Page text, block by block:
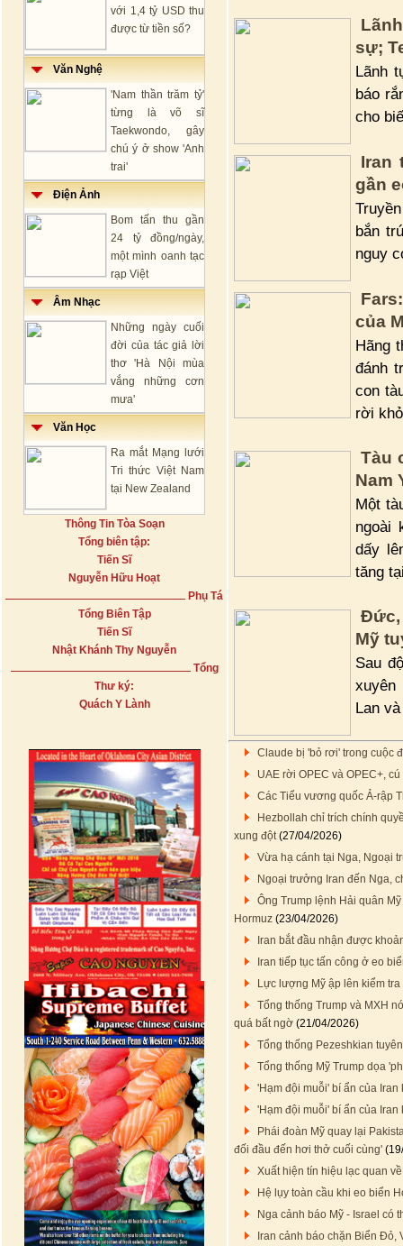
với 1,4 tỷ USD thu
được từ tiền số?
Văn Nghệ
'Nam thần trăm tỷ'
từng là võ sĩ
Taekwondo, gây
chú ý ở show 'Anh
trai'
Điện Ảnh
Bom tấn thu gần
24 tỷ đồng/ngày,
một mình oanh tạc
rạp Việt
Âm Nhạc
Những ngày cuối
đời của tác giả lời
thơ 'Hà Nội mùa
vắng những cơn
mưa'
Văn Học
Ra mắt Mạng lưới
Tri thức Việt Nam
tại New Zealand
Thông Tin Tòa Soạn
Tổng biên tập:
Tiến Sĩ
Nguyễn Hữu Hoạt
Phụ Tá
Tổng Biên Tập
Tiến Sĩ
Nhật Khánh Thy Nguyễn
Tổng
Thư ký:
Quách Y Lành
sự;
Lãnh
báo
cho
Iran
gần
bắn
nguy
của
Hãng
đánh
con
rời
Tàu
Nam
Một
ngoài
dấy
tăng
Đức,
Mỹ
Sau
Lan
Claude bị 'bỏ rơi' trong cuộc
UAE rời OPEC và OPEC+,
Các Tiểu vương quốc Ả-rập
Hezbollah chỉ trích chính
xung đột(27/04/2026)
Vừa hạ cánh tại Nga, Ngoại
Ngoại trưởng Iran đến Nga,
Ông Trump lệnh Hải quân
Hormuz (23/04/2026)
Iran bắt đầu nhận được
Iran tiếp tục tấn công ở eo
Lực lượng Mỹ ập lên kiểm
Tổng thống Trump và MXH
quá bất ngờ (21/04/2026)
Tổng thống Pezeshkian
Tổng thống Mỹ Trump dọa
'Hạm đội muỗi' bí ẩn của
'Hạm đội muỗi' bí ẩn của
Phái đoàn Mỹ quay lại
đối đầu đến hơi thở cuối cùng'
Xuất hiện tín hiệu lạc quan
Hệ lụy toàn cầu khi eo biển
Nga cảnh báo Mỹ - Israel có
Iran cảnh báo chặn Biển Đỏ,